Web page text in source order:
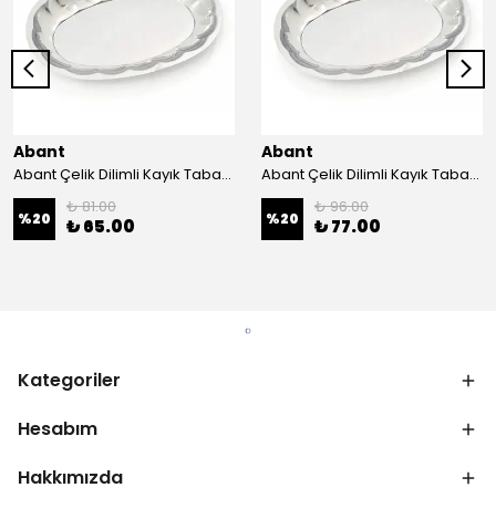
Abant
Abant Çelik Dilimli Kayık Tabak No:1 ; 14x21 cm.
%20
₺ 81.00
₺ 65.00
Abant
Abant Çelik Dilimli Kayık Tabak No:2 ; 16,5x24,5 cm.
%20
₺ 96.00
₺ 77.00
Kategoriler
Hesabım
Hakkımızda